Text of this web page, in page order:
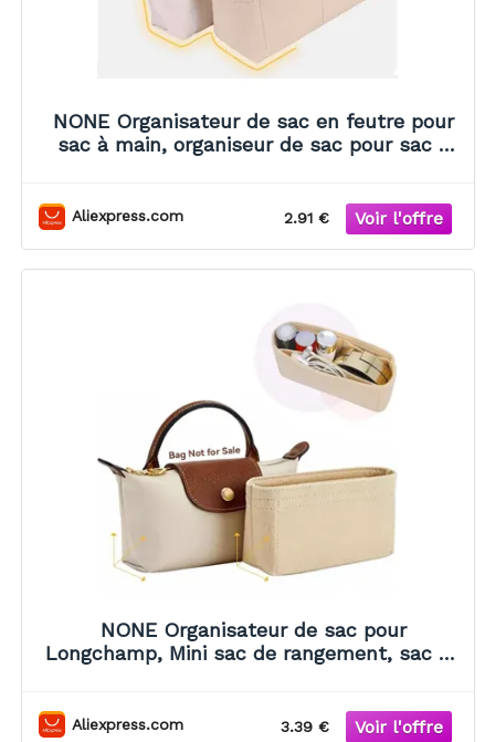
NONE Organisateur de sac en feutre pour
sac à main, organiseur de sac pour sac à
Aliexpress.com 2.91 €
NONE Organisateur de sac pour
Longchamp, Mini sac de rangement, sac de
Aliexpress.com 3.39 €